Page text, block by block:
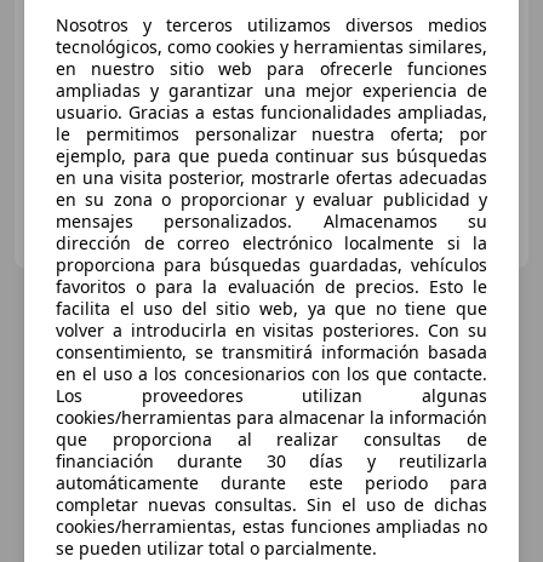
€ 10.900
Preciojusto
11/2012 163.823 km Diésel 110 kW (150 CV)
OCASIONPLUS PAMPLONA
ES-31610 VILLAVA
Nosotros y terceros utilizamos diversos medios
tecnológicos, como cookies y herramientas similares,
en nuestro sitio web para ofrecerle funciones
ampliadas y garantizar una mejor experiencia de
usuario. Gracias a estas funcionalidades ampliadas,
le permitimos personalizar nuestra oferta; por
ejemplo, para que pueda continuar sus búsquedas
en una visita posterior, mostrarle ofertas adecuadas
en su zona o proporcionar y evaluar publicidad y
mensajes personalizados. Almacenamos su
dirección de correo electrónico localmente si la
proporciona para búsquedas guardadas, vehículos
favoritos o para la evaluación de precios. Esto le
facilita el uso del sitio web, ya que no tiene que
volver a introducirla en visitas posteriores. Con su
consentimiento, se transmitirá información basada
en el uso a los concesionarios con los que contacte.
Los proveedores utilizan algunas
cookies/herramientas para almacenar la información
que proporciona al realizar consultas de
financiación durante 30 días y reutilizarla
automáticamente durante este periodo para
completar nuevas consultas. Sin el uso de dichas
cookies/herramientas, estas funciones ampliadas no
se pueden utilizar total o parcialmente.